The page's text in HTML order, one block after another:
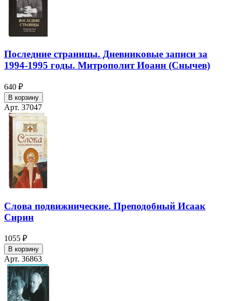
Последние страницы. Дневниковые записи за
1994-1995 годы. Митрополит Иоанн (Снычев)
640 ₽
В корзину
Арт. 37047
Слова подвижнические. Преподобный Исаак
Сирин
1055 ₽
В корзину
Арт. 36863